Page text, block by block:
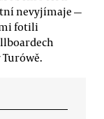
nevyjímaje —
fotili